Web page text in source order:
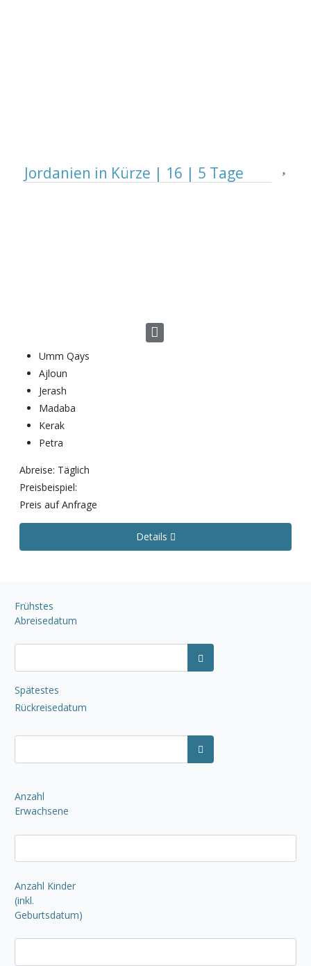
Jordanien in Kürze | 16 | 5 Tage
Umm Qays
Ajloun
Jerash
Madaba
Kerak
Petra
Abreise: Täglich
Preisbeispiel:
Preis auf Anfrage
Details
Frühstes
Abreisedatum
Kalender öffnen
Spätestes
Rückreisedatum
Kalender öffnen
Anzahl
Erwachsene
Anzahl Kinder
(inkl.
Geburtsdatum)